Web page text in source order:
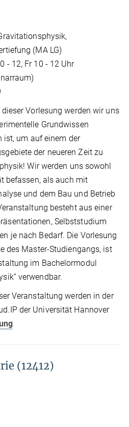
(MA LG)
- 12, Fr 10 - 12 Uhr
dieser Vorlesung werden wir uns
Grundwissen
ist, um auf einem der
der neueren Zeit zu
Wir werden uns sowohl
befassen, als auch mit
und dem Bau und Betrieb
besteht aus einer
Selbststudium
je nach Bedarf. Die Vorlesung
des Master-Studiengangs, ist
im Bachelormodul
verwendbar.
Veranstaltung werden in der
der Universität Hannover
(12412)